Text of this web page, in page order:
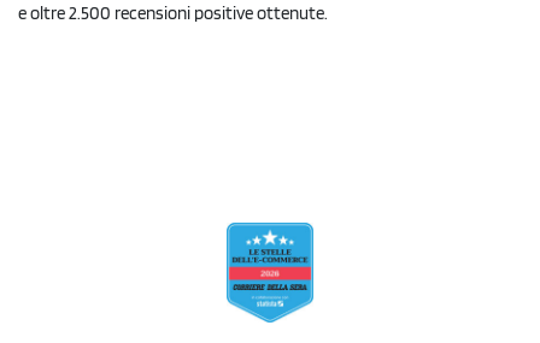
e oltre 2.500 recensioni positive ottenute.